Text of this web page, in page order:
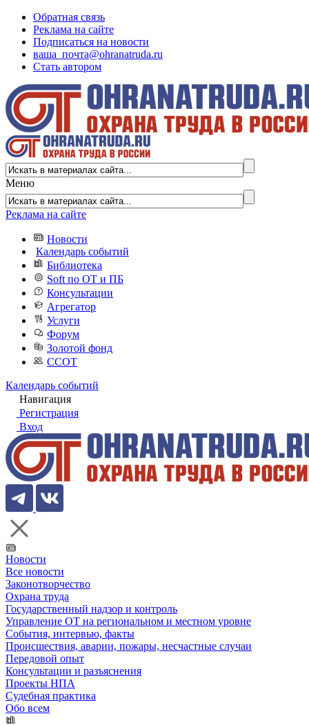
Обратная связь
Реклама на сайте
Подписаться на новости
ваша_почта@ohranatruda.ru
Стать автором
Меню
Реклама на сайте
Новости
Календарь событий
Библиотека
Soft по ОТ и ПБ
Консультации
Агрегатор
Услуги
Форум
Золотой фонд
ССОТ
Календарь событий
Навигация
Регистрация
Вход
Новости
Все новости
Законотворчество
Охрана труда
Государственный надзор и контроль
Управление ОТ на региональном и местном уровне
События, интервью, факты
Происшествия, аварии, пожары, несчастные случаи
Передовой опыт
Консультации и разъяснения
Проекты НПА
Судебная практика
Обо всем